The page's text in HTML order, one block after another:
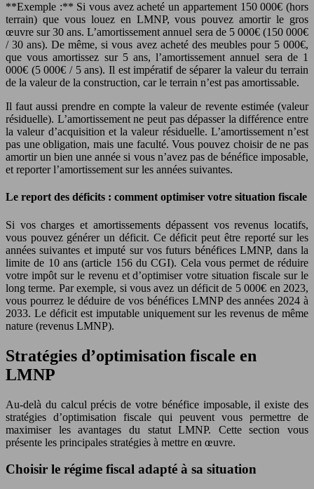
**Exemple :** Si vous avez acheté un appartement 150 000€ (hors
terrain) que vous louez en LMNP, vous pouvez amortir le gros
œuvre sur 30 ans. L’amortissement annuel sera de 5 000€ (150 000€
/ 30 ans). De même, si vous avez acheté des meubles pour 5 000€,
que vous amortissez sur 5 ans, l’amortissement annuel sera de 1
000€ (5 000€ / 5 ans). Il est impératif de séparer la valeur du terrain
de la valeur de la construction, car le terrain n’est pas amortissable.
Il faut aussi prendre en compte la valeur de revente estimée (valeur
résiduelle). L’amortissement ne peut pas dépasser la différence entre
la valeur d’acquisition et la valeur résiduelle. L’amortissement n’est
pas une obligation, mais une faculté. Vous pouvez choisir de ne pas
amortir un bien une année si vous n’avez pas de bénéfice imposable,
et reporter l’amortissement sur les années suivantes.
Le report des déficits : comment optimiser votre situation fiscale
Si vos charges et amortissements dépassent vos revenus locatifs,
vous pouvez générer un déficit. Ce déficit peut être reporté sur les
années suivantes et imputé sur vos futurs bénéfices LMNP, dans la
limite de 10 ans (article 156 du CGI). Cela vous permet de réduire
votre impôt sur le revenu et d’optimiser votre situation fiscale sur le
long terme. Par exemple, si vous avez un déficit de 5 000€ en 2023,
vous pourrez le déduire de vos bénéfices LMNP des années 2024 à
2033. Le déficit est imputable uniquement sur les revenus de même
nature (revenus LMNP).
Stratégies d’optimisation fiscale en
LMNP
Au-delà du calcul précis de votre bénéfice imposable, il existe des
stratégies d’optimisation fiscale qui peuvent vous permettre de
maximiser les avantages du statut LMNP. Cette section vous
présente les principales stratégies à mettre en œuvre.
Choisir le régime fiscal adapté à sa situation